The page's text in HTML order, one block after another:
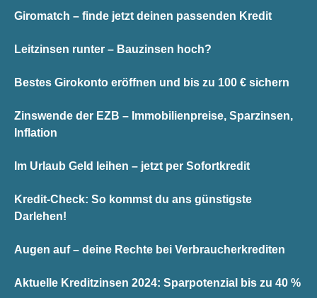
Giromatch – finde jetzt deinen passenden Kredit
Leitzinsen runter – Bauzinsen hoch?
Bestes Girokonto eröffnen und bis zu 100 € sichern
Zinswende der EZB – Immobilienpreise, Sparzinsen,
Inflation
Im Urlaub Geld leihen – jetzt per Sofortkredit
Kredit-Check: So kommst du ans günstigste
Darlehen!
Augen auf – deine Rechte bei Verbraucherkrediten
Aktuelle Kreditzinsen 2024: Sparpotenzial bis zu 40 %